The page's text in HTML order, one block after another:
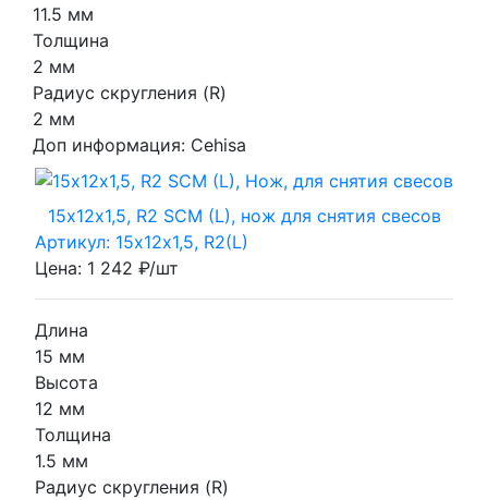
11.5 мм
Толщина
2 мм
Радиус скругления (R)
2 мм
Доп информация: Cehisa
15х12х1,5, R2 SCM (L), нож для снятия свесов
Артикул: 15х12х1,5, R2(L)
Цена: 1 242 ₽/шт
Длина
15 мм
Высота
12 мм
Толщина
1.5 мм
Радиус скругления (R)